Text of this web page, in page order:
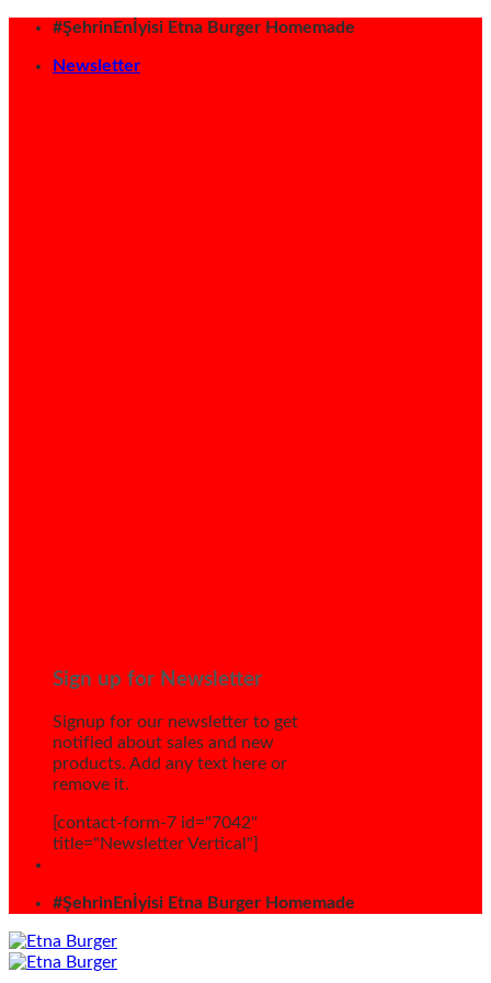
İçeriğe#ŞehrinEnİyisi Etna Burger Homemade
Newsletter
Sign up for Newsletter
Signup for our newsletter to get
notified about sales and new
products. Add any text here or
remove it.
[contact-form-7 id="7042"
title="Newsletter Vertical"]
#ŞehrinEnİyisi Etna Burger Homemade